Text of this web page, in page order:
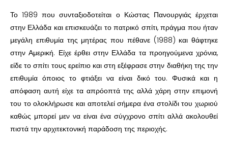
Το 1989 που συνταξιοδοτείται ο Κώστας Πανουργιάς έρχεται
στην Ελλάδα και επισκευάζει το πατρικό σπίτι, πράγμα που ήταν
μεγάλη επιθυμία της μητέρας που πέθανε (1988) και θάφτηκε
στην Αμερική. Είχε έρθει στην Ελλάδα τα προηγούμενα χρόνια,
είδε το σπίτι τους ερείπιο και στη εξέφρασε στην διαθήκη της την
επιθυμία όποιος το φτιάξει να είναι δικό του. Φυσικά και η
απόφαση αυτή είχε τα απρόοπτά της αλλά χάρη στην επιμονή
του το ολοκλήρωσε και αποτελεί σήμερα ένα στολίδι του χωριού
καθώς μπορεί μεν να είναι ένα σύγχρονο σπίτι αλλά ακολουθεί
πιστά την αρχιτεκτονική παράδοση της περιοχής.